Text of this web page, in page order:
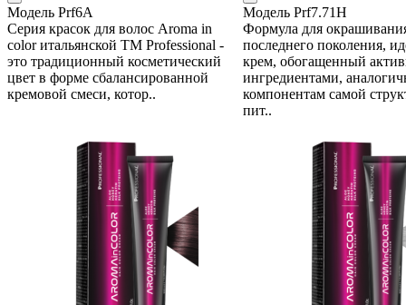
Модель Prf6A
Серия красок для волос Aroma in
color итальянской ТМ Professional -
это традиционный косметический
цвет в форме сбалансированной
кремовой смеси, котор..
Модель Prf7.71H
Формула для
последнего поколения,
крем, обогащенный
ингредиентами,
компонентам самой
пит..